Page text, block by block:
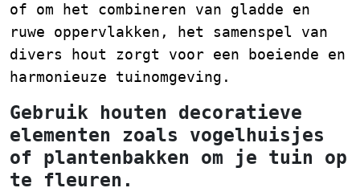
of om het combineren van gladde en
ruwe oppervlakken, het samenspel van
divers hout zorgt voor een boeiende en
harmonieuze tuinomgeving.
Gebruik houten decoratieve
elementen zoals vogelhuisjes
of plantenbakken om je tuin op
te fleuren.